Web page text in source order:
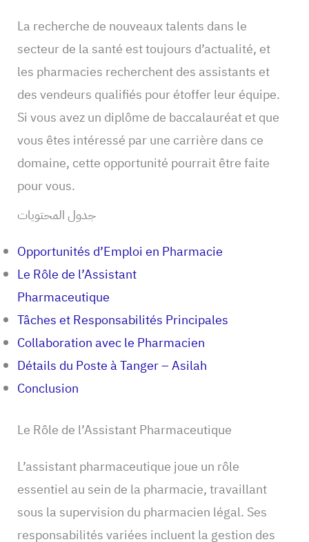
La recherche de nouveaux talents dans le
secteur de la santé est toujours d’actualité, et
les pharmacies recherchent des assistants et
des vendeurs qualifiés pour étoffer leur équipe.
Si vous avez un diplôme de baccalauréat et que
vous êtes intéressé par une carrière dans ce
domaine, cette opportunité pourrait être faite
pour vous.
جدول المحتويات
Opportunités d’Emploi en Pharmacie
Le Rôle de l’Assistant
Pharmaceutique
Tâches et Responsabilités Principales
Collaboration avec le Pharmacien
Détails du Poste à Tanger – Asilah
Conclusion
Le Rôle de l’Assistant Pharmaceutique
L’assistant pharmaceutique joue un rôle
essentiel au sein de la pharmacie, travaillant
sous la supervision du pharmacien légal. Ses
responsabilités variées incluent la gestion des